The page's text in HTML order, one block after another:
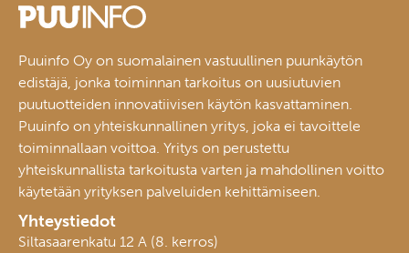
Puuinfo Oy on suomalainen vastuullinen puunkäytön
edistäjä, jonka toiminnan tarkoitus on uusiutuvien
puutuotteiden innovatiivisen käytön kasvattaminen.
Puuinfo on yhteiskunnallinen yritys, joka ei tavoittele
toiminnallaan voittoa. Yritys on perustettu
yhteiskunnallista tarkoitusta varten ja mahdollinen voitto
käytetään yrityksen palveluiden kehittämiseen.
Yhteystiedot
Siltasaarenkatu 12 A (8. kerros)